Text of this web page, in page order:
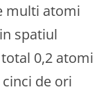
multi atomi
spatiul
0,2 atomi
de ori